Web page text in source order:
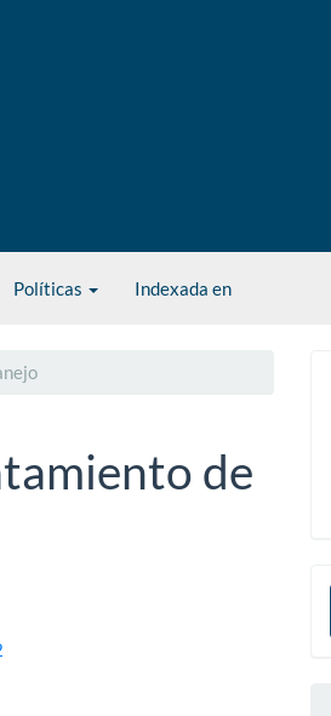
Políticas Indexada en
de